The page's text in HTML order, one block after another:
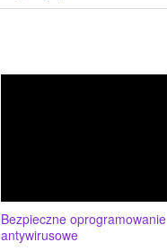
Bezpieczne oprogramowanie
antywirusowe